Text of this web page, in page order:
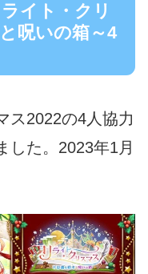
イト・クリ
呪いの箱～4
ス2022の4人協力
た。 2023年1月